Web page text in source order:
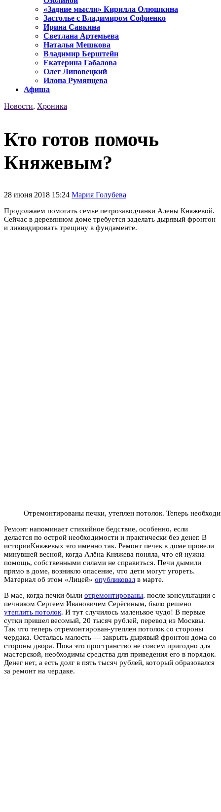
«Задние мысли» Кирилла Олюшкина
Застолье с Владимиром Софиенко
Ирина Савкина
Светлана Артемьева
Наталья Мешкова
Владимир Берштейн
Екатерина Габалова
Олег Липовецкий
Илона Румянцева
Афиша
Новости, Хроника
Кто готов помочь
Княжевым?
28 июня 2018 15:24 Мария Голубева
Продолжаем помогать семье петрозаводчанки Алены Княжевой.
Сейчас в деревянном доме требуется заделать дырявый фронтон
и ликвидировать трещину в фундаменте.
Отремонтированы печки, утеплен потолок. Теперь
Ремонт напоминает стихийное бедствие, особенно, если
делается по острой необходимости и практически без денег. В
историиКняжевых это именно так. Ремонт печек в доме провели
минувшей весной, когда Алёна Княжева поняла, что ей нужна
помощь, собственными силами не справиться. Печи дымили
прямо в доме, возникло опасение, что дети могут угореть.
Материал об этом «Лицей» опубликовал в марте.
В мае, когда печки были отремонтированы, после консультации с
печником Сергеем Ивановичем Серёгиным, было решено
утеплить потолок. И тут случилось маленькое чудо! В первые
сутки пришел весомый, 20 тысяч рублей, перевод из Москвы.
Так что теперь отремонтирован-утеплен потолок со стороны
чердака. Осталась малость — закрыть дырявый фронтон дома со
стороны двора. Пока это пространство не совсем пригодно для
мастерской, необходимы средства для приведения его в порядок.
Денег нет, а есть долг в пять тысяч рублей, который образовался
за ремонт на чердаке.